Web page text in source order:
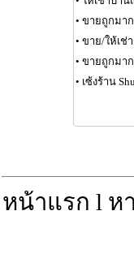
• ขายถูกมา
• ขาย/ให้เช่
• ขายถูกมาก
• เซ้งร้าน
หน้าแรก l ห